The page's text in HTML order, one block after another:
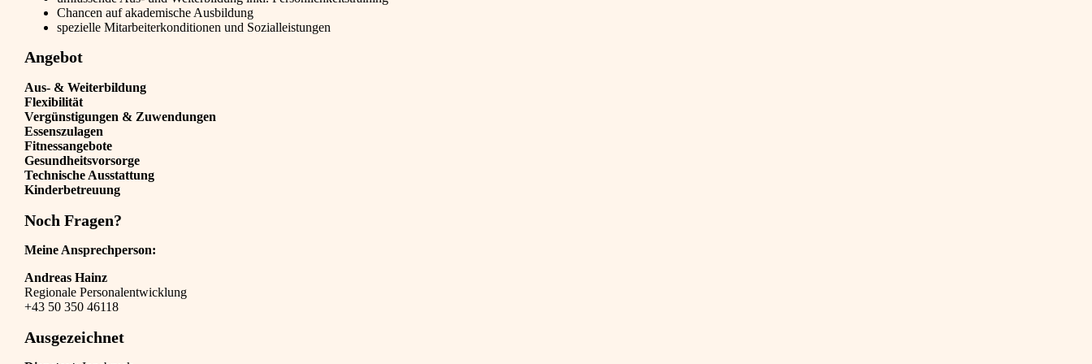
Chancen auf akademische Ausbildung
spezielle Mitarbeiterkonditionen und Sozialleistungen
Angebot
Aus- & Weiterbildung
Flexibilität
Vergünstigungen & Zuwendungen
Essenszulagen
Fitnessangebote
Gesundheitsvorsorge
Technische Ausstattung
Kinderbetreuung
Noch Fragen?
Meine Ansprechperson:
Andreas Hainz
Regionale Personalentwicklung
+43 50 350 46118
Ausgezeichnet